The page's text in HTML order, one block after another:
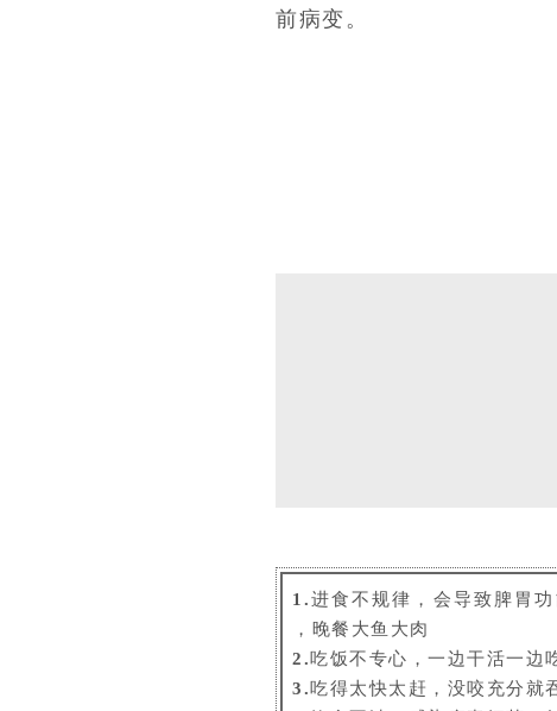
前病变。
1.进食不规律，会导致脾胃
，晚餐大鱼大肉
2.吃饭不专心，一边干活一边
3.吃得太快太赶，没咬充分就